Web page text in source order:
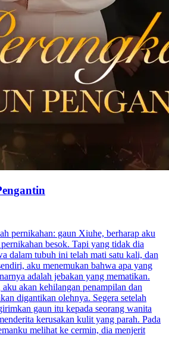
pernikahan: gaun Xiuhe, berharap aku
besok. Tapi yang tidak dia
dalam tubuh ini telah mati satu kali, dan
aku menemukan bahwa apa yang
adalah jebakan yang mematikan.
akan kehilangan penampilan dan
digantikan olehnya. Segera setelah
gaun itu kepada seorang wanita
kerusakan kulit yang parah. Pada
melihat ke cermin, dia menjerit